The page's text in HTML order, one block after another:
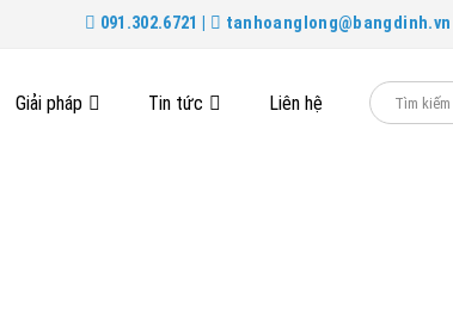
091.302.6721 | tanhoanglong@bangdinh.vn
Giải pháp Tin tức Liên hệ